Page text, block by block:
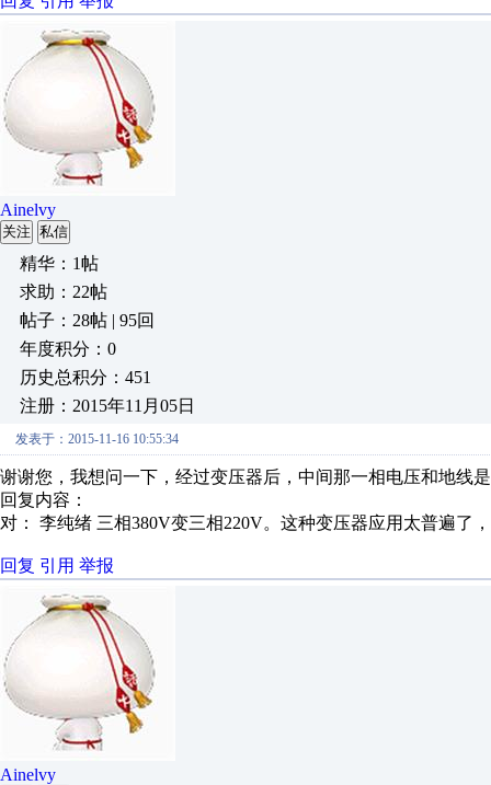
Ainelvy
关注 私信
精华：1帖
求助：22帖
帖子：28帖 | 95回
年度积分：0
历史总积分：451
注册：2015年11月05日
发表于：2015-11-16 10:55:34
谢谢您，我想问一下，经过变压器后，中间那一相电压和地线
回复内容：
对： 李纯绪 三相380V变三相220V。这种变压器应用太普遍了
回复 引用 举报
Ainelvy